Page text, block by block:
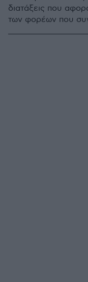
διατάξεις που
των φορέων που